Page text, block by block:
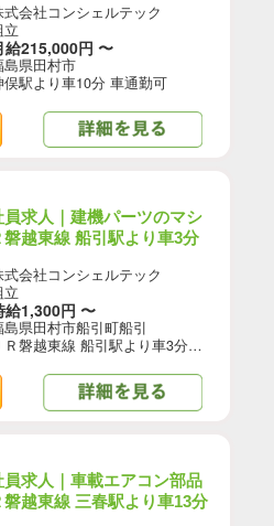
式会社コンシェルテック
立
給215,000円 〜
島県田村市
俣駅より車10分 車通勤可
求人｜建機パーツのマシ
越東線 船引駅より車3分
式会社コンシェルテック
立
給1,300円 〜
島県田村市船引町船引
ＪＲ磐越東線 船引駅より車3分／ＪＲ磐越東線 船引駅より徒歩12分 【自動車通勤】可(無料駐車場あり)／【自転車通勤】可／※就業先により異なる可能性あり。応募時お問い合わせください。
求人｜車載エアコン部品
越東線 三春駅より車13分